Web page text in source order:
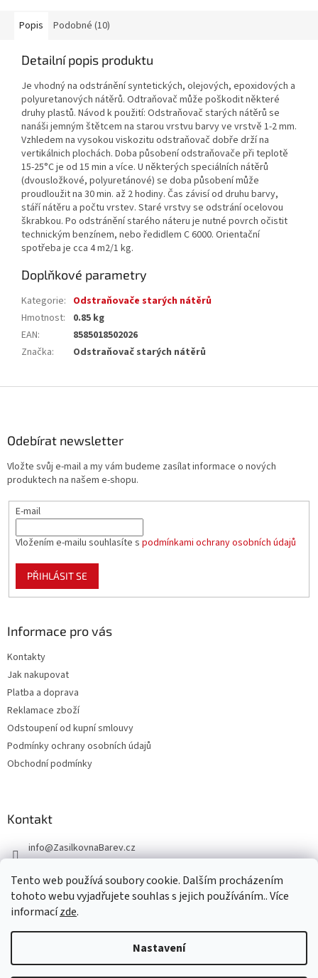
Tento web používá soubory cookie. Dalším procházením
tohoto webu vyjadřujete souhlas s jejich používáním.. Více
informacízde.
Nastavení
Popis Podobné (10)
Detailní popis produktu
Je vhodný na odstránění syntetických, olejových, epoxidových a
polyuretanových nátěrů. Odtraňovač může poškodit některé
druhy plastů. Návod k použití: Odstraňovač starých nátěrů se
nanáši jemným štětcem na starou vrstvu barvy ve vrstvě 1-2 mm.
Vzhledem na vysokou viskozitu odstraňovač dobře drží na
vertikálnich plochách. Doba působení odstraňovače při teplotě
15-25°C je od 15 min a více. U některých speciálních nátěrů
(dvousložkové, polyuretánové) se doba působení může
proudloužit na 30 min. až 2 hodiny. Čas závisí od druhu barvy,
stáří nátěru a počtu vrstev. Staré vrstvy se odstrání ocelovou
škrabkou. Po odstránění starého náteru je nutné povrch očistit
technickým benzínem, nebo ředidlem C 6000. Orientační
spotřeba je cca 4 m2/1 kg.
Doplňkové parametry
Kategorie: Odstraňovače starých nátěrů
Hmotnost:
0.85 kg
EAN:
8585018502026
Značka: Odstraňovač starých nátěrů
Odebírat newsletter
Vložte svůj e-mail a my vám budeme zasílat informace o nových
produktech na našem e-shopu.
E-mail
Vložením e-mailu souhlasíte s podmínkami ochrany osobních údajů
PŘIHLÁSIT SE
Informace pro vás
Kontakty
Jak nakupovat
Platba a doprava
Reklamace zboží
Odstoupení od kupní smlouvy
Podmínky ochrany osobních údajů
Obchodní podmínky
Kontakt
info@ZasilkovnaBarev.cz
Vytvořil Shoptet